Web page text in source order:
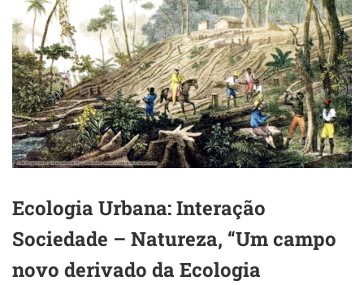
Ecologia Urbana: Interação
Sociedade – Natureza, “Um campo
novo derivado da Ecologia